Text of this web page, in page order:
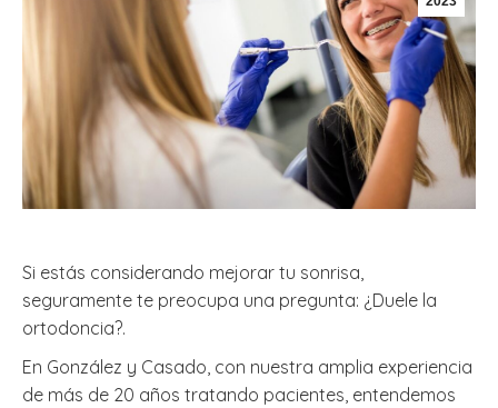
Si estás considerando mejorar tu sonrisa,
seguramente te preocupa una pregunta: ¿Duele la
ortodoncia?.
En González y Casado, con nuestra amplia experiencia
de más de 20 años tratando pacientes, entendemos